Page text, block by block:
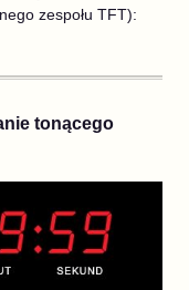
zespołu TFT):
tonącego